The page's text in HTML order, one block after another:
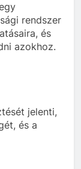
rendszer
és
azokhoz.
jelenti,
és a